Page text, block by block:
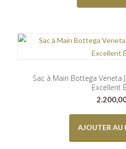
Sac à Main Bottega Veneta
Excellent
AJOUTER AU